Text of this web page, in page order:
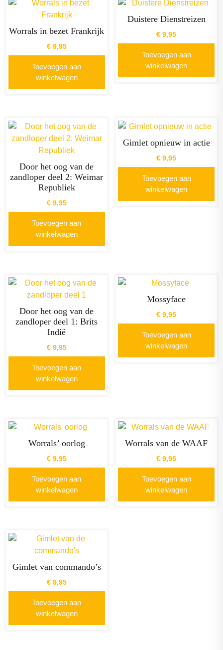
Worrals in bezet Frankrijk
€9,95
Toevoegen aan
winkelwagen
Duistere Dienstreizen
€ 9,95
Toevoegen aan
winkelwagen
Door het oog van de
zandloper deel 2: Weimar
Republiek
€9,95
Toevoegen aan
winkelwagen
Gimlet opnieuw in actie
€ 9,95
Toevoegen aan
winkelwagen
Door het oog van de
zandloper deel 1: Brits
Indië
€9,95
Toevoegen aan
winkelwagen
Mossyface
€ 9,95
Toevoegen aan
winkelwagen
Worrals’ oorlog
€9,95
Toevoegen aan
winkelwagen
Worrals van de WAAF
€ 9,95
Toevoegen aan
winkelwagen
Gimlet van commando’s
€9,95
Toevoegen aan
winkelwagen